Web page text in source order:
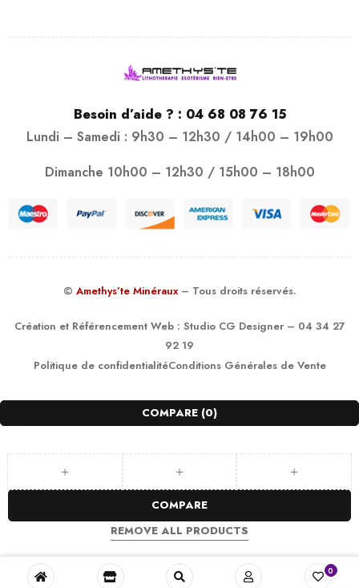
Besoin d’aide ? : 04 68 08 76 15
Lundi – Samedi : 9h30 – 12h30 / 14h00 – 19h00
Dimanche 10h00 – 12h30 / 15h00 – 18h00
© Amethys’te Minéraux – Tous droits réservés.
Création et Référencement Web : Studio CG Designer– 04 34 27
92 19
Politique de confidentialitéConditions Générales de Vente
0
COMPARE (0)
COMPARE
REMOVE ALL PRODUCTS